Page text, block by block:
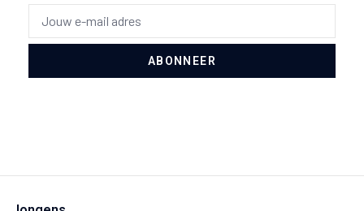
ABONNEER